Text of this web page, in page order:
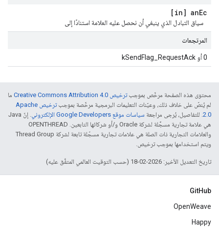
[in] anEc
سياق التبادل الذي ينبغي أن نحصل عليه العلامة استنادًا إلى
المرتجعات
0 أو kSendFlag_RequestAck
محتوى هذه الصفحة مرخّص بموجبترخيص Creative Commons Attribution 4.0‏
ما
لم يُنصّ على خلاف ذلك، وعيّنات التعليمات البرمجية مرخّصة بموجب
ترخيص Apache
2.0‏. للتفاصيل، يُرجى مراجعة سياسات موقع Google Developers الإلكتروني
. إنّ Java
هي علامة تجارية مسجَّلة لشركة Oracle و/أو شركائها التابعين. ‫OPENTHREAD
والعلامات التجارية ذات الصلة هي علامات تجارية مسجّلة تابعة لشركة Thread Group
ويتم استخدامها بموجب ترخيص.
تاريخ التعديل الأخير: 2026-02-18 (حسب التوقيت العالمي المتفَّق عليه)
GitHub
OpenWeave
Happy